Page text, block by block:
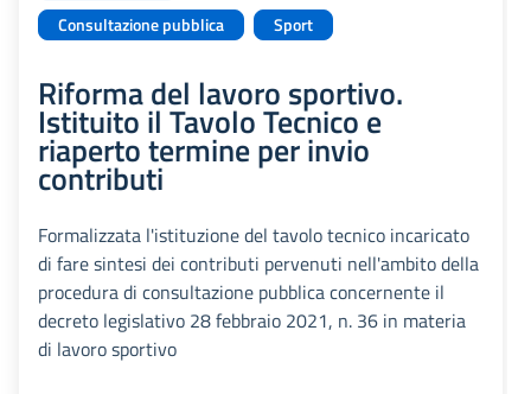
Consultazione pubblica
Sport
Riforma del lavoro sportivo.
Istituito il Tavolo Tecnico e
riaperto termine per invio
contributi
Formalizzata l'istituzione del tavolo tecnico incaricato
di fare sintesi dei contributi pervenuti nell'ambito della
procedura di consultazione pubblica concernente il
decreto legislativo 28 febbraio 2021, n. 36 in materia
di lavoro sportivo